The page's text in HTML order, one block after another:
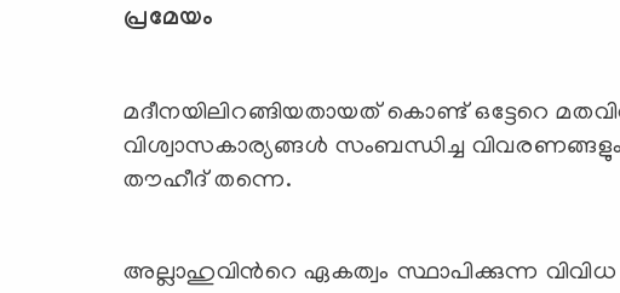
പ്രമേയം
മദീനയിലിറങ്ങിയതായത് കൊണ്ട് ഒട്ടേറെ
വിശ്വാസകാര്യങ്ങള്‍ സംബന്ധിച്ച
തൗഹീദ് തന്നെ.
അല്ലാഹുവിന്‍റെ ഏകത്വം സ്ഥാപിക്കുന്ന